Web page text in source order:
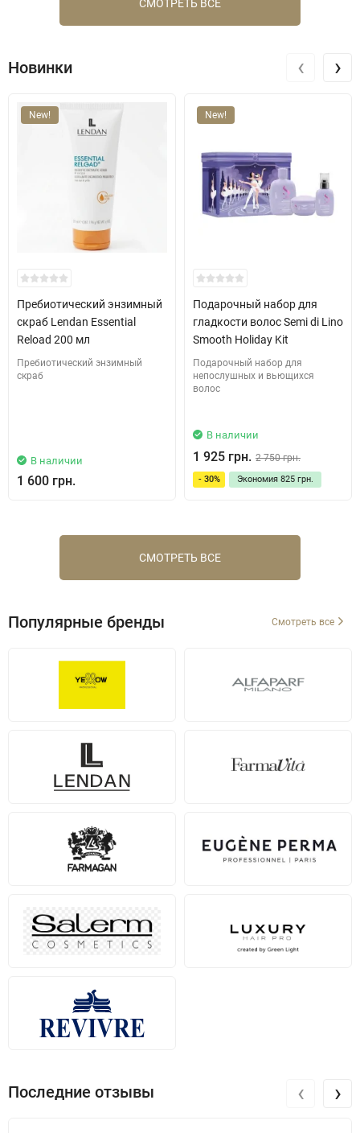
СМОТРЕТЬ ВСЕ
Новинки
New!
Пребиотический энзимный
скраб Lendan Essential
Reload 200 мл
Пребиотический энзимный
скраб
В наличии
1 600 грн.
New!
Подарочный набор для
гладкости волос Semi di Lino
Smooth Holiday Kit
Подарочный набор для
непослушных и вьющихся
волос
В наличии
1 925 грн. 2 750 грн.
- 30% Экономия 825 грн.
‹ ›
СМОТРЕТЬ ВСЕ
Популярные бренды Смотреть все
Последние отзывы ‹ ›